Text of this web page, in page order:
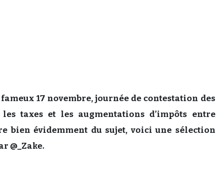
17 novembre, journée de contestation des
les taxes et les augmentations d’impôts entre
bien évidemment du sujet, voici une sélection
@_Zake.